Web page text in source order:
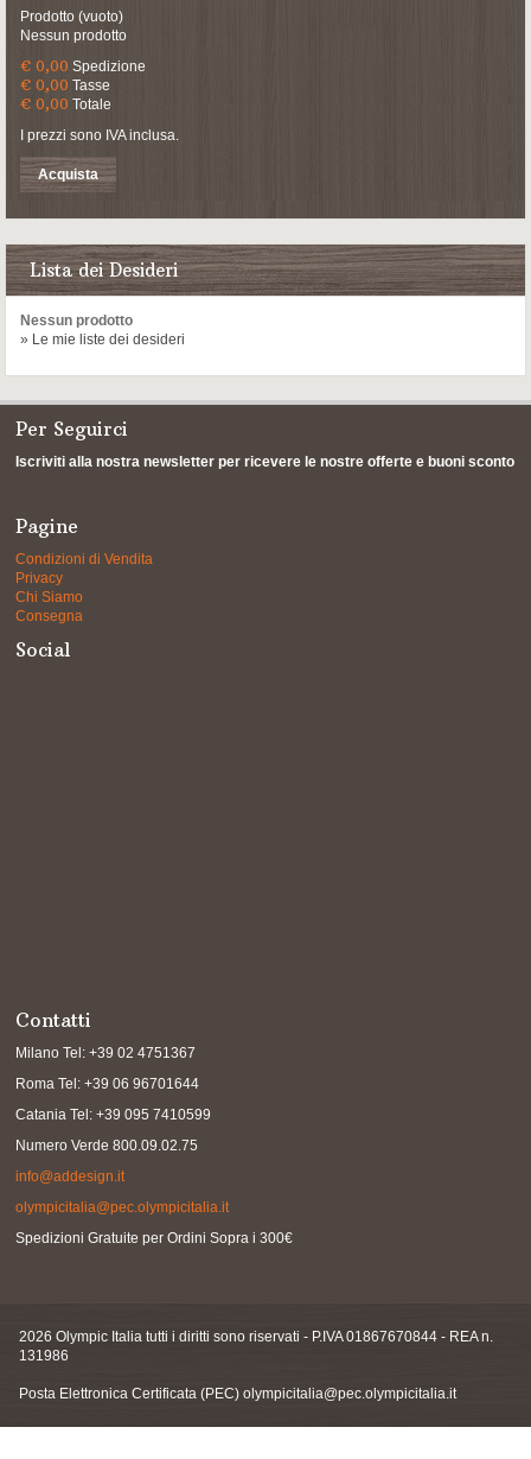
Prodotto (vuoto)
Nessun prodotto
€ 0,00 Spedizione
€ 0,00 Tasse
€ 0,00 Totale
I prezzi sono IVA inclusa.
Acquista
Lista dei Desideri
Nessun prodotto
» Le mie liste dei desideri
Per Seguirci
Iscriviti alla nostra newsletter per ricevere le nostre offerte e buoni sconto
Pagine
Condizioni di Vendita
Privacy
Chi Siamo
Consegna
Social
Contatti
Milano Tel: +39 02 4751367
Roma Tel: +39 06 96701644
Catania Tel: +39 095 7410599
Numero Verde 800.09.02.75
info@addesign.it
olympicitalia@pec.olympicitalia.it
Spedizioni Gratuite per Ordini Sopra i 300€
2026 Olympic Italia tutti i diritti sono riservati - P.IVA 01867670844 - REA n.
131986
Posta Elettronica Certificata (PEC)olympicitalia@pec.olympicitalia.it